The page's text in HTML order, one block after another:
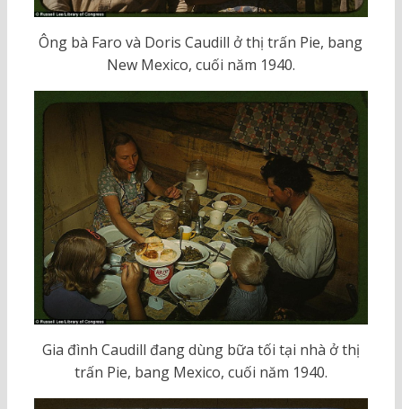
Ông bà Faro và Doris Caudill ở thị trấn Pie, bang
New Mexico, cuối năm 1940.
Gia đình Caudill đang dùng bữa tối tại nhà ở thị
trấn Pie, bang Mexico, cuối năm 1940.